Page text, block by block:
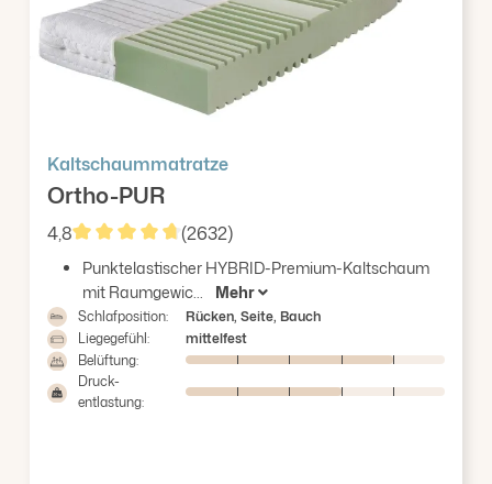
Kaltschaummatratze
Ortho-PUR
4,8
Durchschnittliche Bewertung von 4.83 von 5
(2632)
Punktelastischer HYBRID-Premium-Kaltschaum
mit Raumgewic...
Mehr
Schlafposition:
Rücken, Seite, Bauch
Liegegefühl:
mittelfest
Belüftung:
Druck-
entlastung: